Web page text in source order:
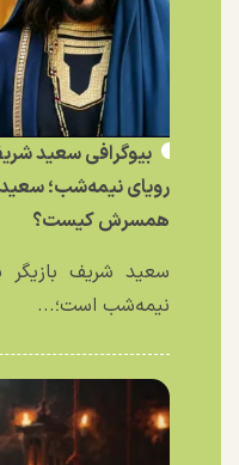
بیوگرافی سعید
رویای نیمه‌شب؛
همسرش کیست؟
سعید شریف
نیمه‌شب است؛...